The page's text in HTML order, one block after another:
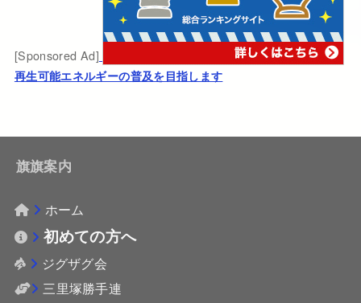
[Sponsored Ad]
再生可能エネルギーの普及を目指します
旗旗案内
ホーム
初めての方へ
ジグザグ会
三里塚勝手連